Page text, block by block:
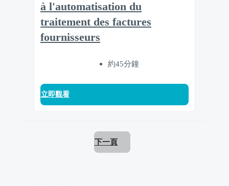
à l'automatisation du
traitement des factures
fournisseurs
約45分鐘
立即觀看
下一頁